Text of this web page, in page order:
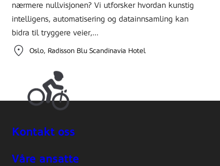
nærmere nullvisjonen? Vi utforsker hvordan kunstig
intelligens, automatisering og datainnsamling kan
bidra til tryggere veier,…
Oslo Radisson Blu Scandinavia Hotel
Kontakt oss
Våre ansatte